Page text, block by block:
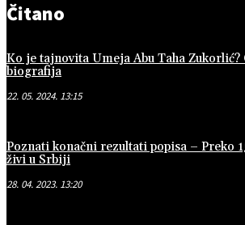
Čitano
Ko je tajnovita Umeja Abu Taha Zukorlić?
biografija
22. 05. 2024. 13:15
Poznati konačni rezultati popisa – Preko
živi u Srbiji
28. 04. 2023. 13:20